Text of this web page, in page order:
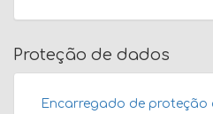
Proteção de dados
Encarregado de proteção